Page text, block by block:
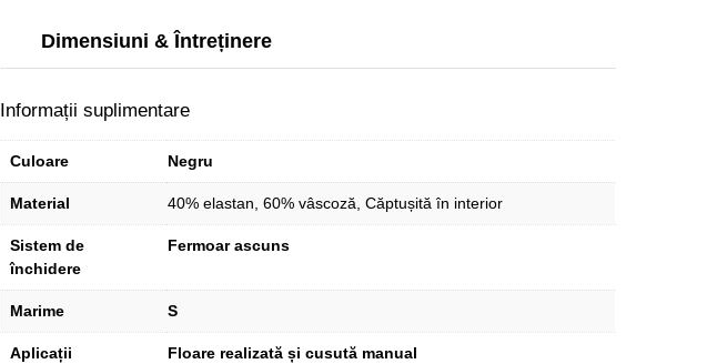
Dimensiuni & Întreținere
Informații suplimentare
Culoare Negru
Material 40% elastan, 60% vâscoză, Căptușită în interior
Sistem de
închidere
Fermoar ascuns
Marime S
Aplicații Floare realizată și cusută manual